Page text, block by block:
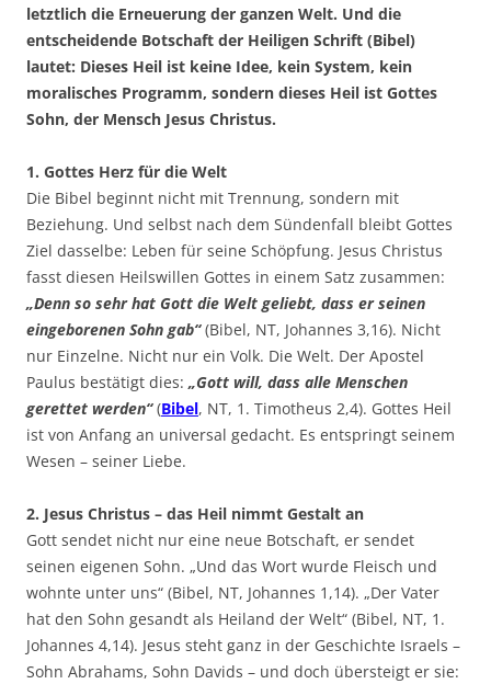
letztlich die Erneuerung der ganzen Welt. Und die
entscheidende Botschaft der Heiligen Schrift (Bibel)
lautet: Dieses Heil ist keine Idee, kein System, kein
moralisches Programm, sondern dieses Heil ist Gottes
Sohn, der Mensch Jesus Christus.
1. Gottes Herz für die Welt
Die Bibel beginnt nicht mit Trennung, sondern mit
Beziehung. Und selbst nach dem Sündenfall bleibt Gottes
Ziel dasselbe: Leben für seine Schöpfung. Jesus Christus
fasst diesen Heilswillen Gottes in einem Satz zusammen:
„Denn so sehr hat Gott die Welt geliebt, dass er seinen
eingeborenen Sohn gab“(Bibel, NT, Johannes 3,16). Nicht
nur Einzelne. Nicht nur ein Volk. Die Welt. Der Apostel
Paulus bestätigt dies: „Gott will, dass alle Menschen
gerettet werden“(Bibel, NT, 1. Timotheus 2,4). Gottes Heil
ist von Anfang an universal gedacht. Es entspringt seinem
Wesen – seiner Liebe.
2. Jesus Christus – das Heil nimmt Gestalt an
Gott sendet nicht nur eine neue Botschaft, er sendet
seinen eigenen Sohn. „Und das Wort wurde Fleisch und
wohnte unter uns“ (Bibel, NT, Johannes 1,14). „Der Vater
hat den Sohn gesandt als Heiland der Welt“ (Bibel, NT, 1.
Johannes 4,14). Jesus steht ganz in der Geschichte Israels –
Sohn Abrahams, Sohn Davids – und doch übersteigt er sie: